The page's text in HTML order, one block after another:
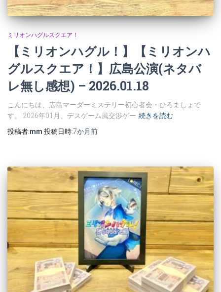
ミリオンハグルスクエア！
【ミリオンハグル！】【ミリオンハ
グルスクエア！】広島公演(ネタバ
レ無し感想) – 2026.01.18
こんにちは、広島マーダーミステリー初心者会・ひろましょで
す。 2026年01月、デスゲーム風交渉ゲー 続きを読む
投稿者:mm 投稿日時:7か月前